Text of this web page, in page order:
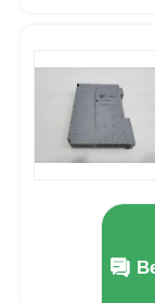
Yokogawa
Hima Safety
Foxboro PLC